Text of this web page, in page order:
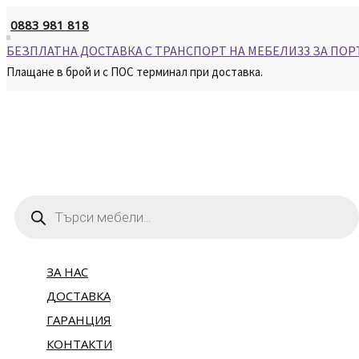
to
content
0883 981 818
БЕЗПЛАТНА ДОСТАВКА С ТРАНСПОРТ НА МЕБЕЛИ33 ЗА
Плащане в брой и с ПОС терминал при доставка.
ЗА НАС
ДОСТАВКА
ГАРАНЦИЯ
КОНТАКТИ